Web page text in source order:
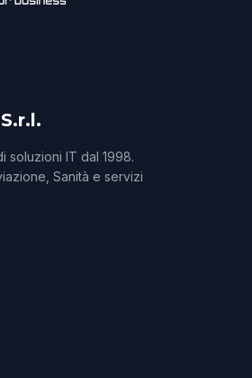
soluzioni IT dal 1998.
Sanità e servizi